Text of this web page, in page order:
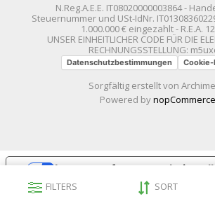
N.Reg.A.E.E. IT08020000003864 -
Steuernummer und USt-IdNr.
1.000.000 € eingezahlt - R.E.A.
UNSER EINHEITLICHER CODE FÜR DIE
RECHNUNGSSTELLUNG:
Datenschutzbestimmungen
Sorgfältig erstellt von
Powered bynopCommerce
FILTERS SORT
Informativa sulla raccolta
Le tue preferenze relative